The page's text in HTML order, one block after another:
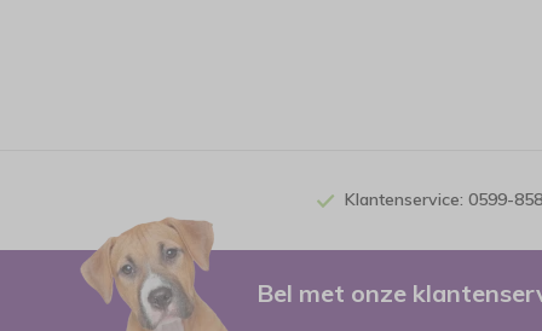
Klantenservice: 0599-
Bel met onze